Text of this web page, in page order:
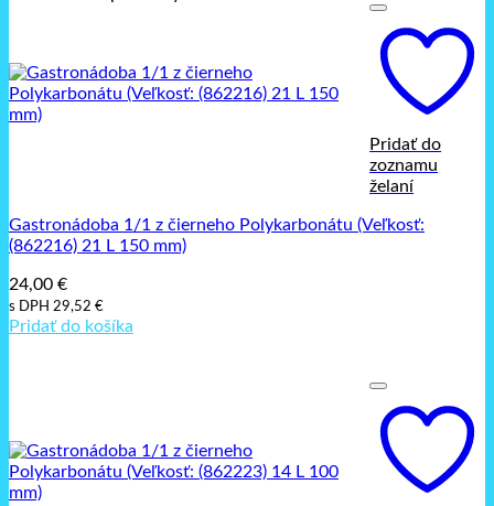
Pridať do
zoznamu
želaní
Gastronádoba 1/1 z čierneho Polykarbonátu (Veľkosť:
(862216) 21 L 150 mm)
24,00 €
s DPH 29,52 €
Pridať do košíka